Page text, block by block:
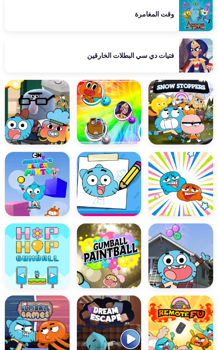
وقت المغامرة
فتيات دي سي البطلات الخارقين